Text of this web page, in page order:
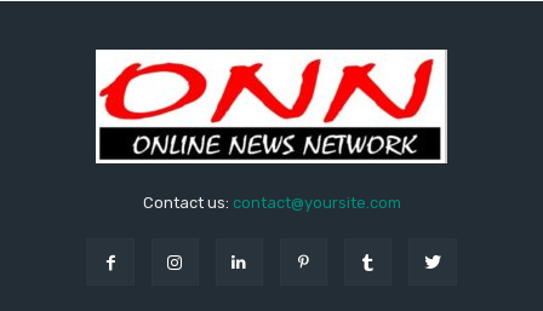
Contact us: contact@yoursite.com